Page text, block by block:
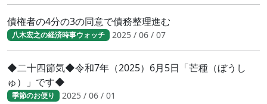
債権者の4分の3の同意で債務整理進む
八木宏之の経済時事ウォッチ 2025 / 06 / 07
◆二十四節気◆令和7年（2025）6月5日「芒種（ぼうし
ゅ）」です◆
季節のお便り 2025 / 06 / 01